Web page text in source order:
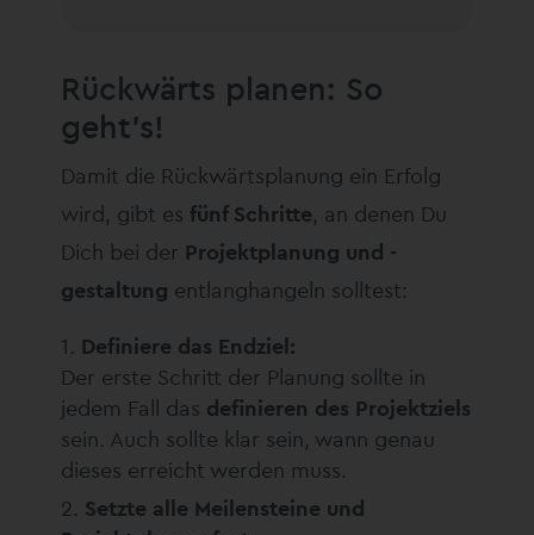
Rückwärts planen: So
geht’s!
Damit die Rückwärtsplanung ein Erfolg
wird, gibt es fünf Schritte, an denen Du
Dich bei der Projektplanung und -
gestaltung entlanghangeln solltest:
Definiere das Endziel:
Der erste Schritt der Planung sollte in
jedem Fall das definieren des Projektziels
sein. Auch sollte klar sein, wann genau
dieses erreicht werden muss.
Setzte alle Meilensteine und